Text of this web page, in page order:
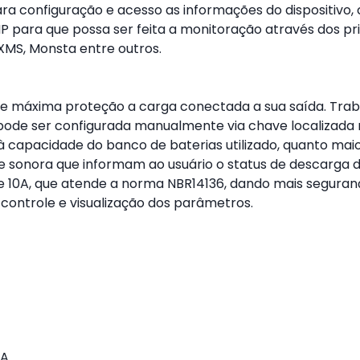
configuração e acesso as informações do
para que possa ser feita a monitoração através dos
Monsta entre outros.
máxima proteção a carga conectada a sua saída.
ser configurada manualmente via chave
capacidade do banco de baterias utilizado, quanto
sonora que informam ao usuário o status de
que atende a norma NBR14136, dando mais
e visualização dos parâmetros.